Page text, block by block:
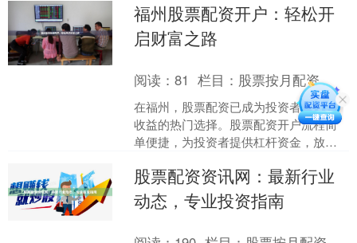
大的资金，从而放大投资....
福州股票配资开户：轻松开
启财富之路
阅读：81 栏目： 股票按月配资
在福州，股票配资已成为投资者获取高
收益的热门选择。股票配资开户流程简
单便捷，为投资者提供杠杆资金，放大
规配资公司....
股票配资资讯网：最新行业
动态，专业投资指南